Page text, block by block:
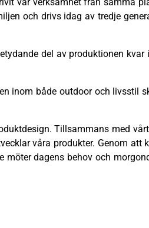
och drivs idag av tredje
del av produktionen kvar
inom både outdoor och livsstil
Tillsammans med
våra produkter. Genom att
dagens behov och